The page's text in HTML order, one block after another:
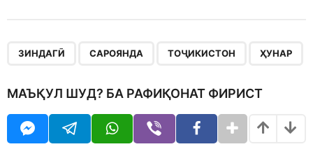
ЗИНДАГӢ САРОЯНДА ТОҶИКИСТОН ҲУНАР
МАЪҚУЛ ШУД? БА РАФИҚОНАТ ФИРИСТ